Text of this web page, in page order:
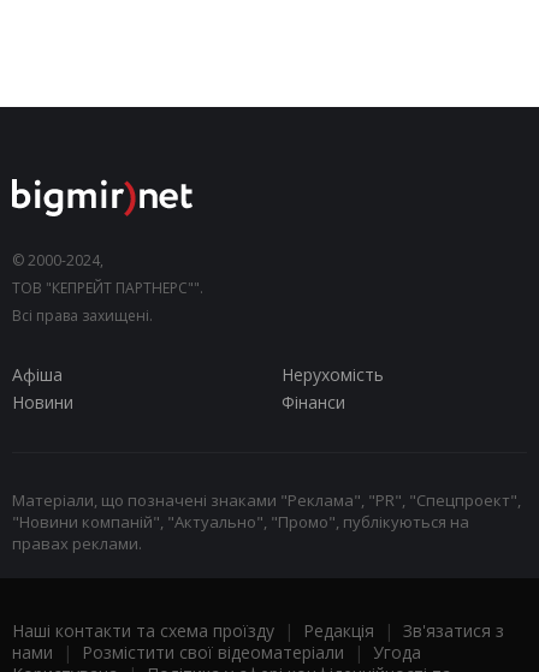
© 2000-2024,
ТОВ "КЕПРЕЙТ ПАРТНЕРС"".
Всі права захищені.
Афіша
Нерухомість
Новини
Фінанси
Матеріали, що позначені знаками "Реклама", "PR", "Спецпроект",
"Новини компаній", "Актуально", "Промо", публікуються на
правах реклами.
Наші контакти та схема проїзду | Редакція | Зв'язатися з
нами | Розмістити свої відеоматеріали | Угода